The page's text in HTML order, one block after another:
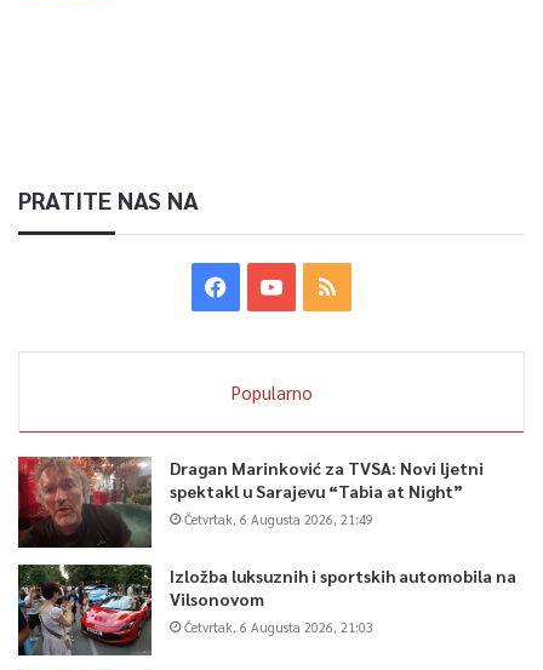
PRATITE NAS NA
Popularno
Dragan Marinković za TVSA: Novi ljetni
spektakl u Sarajevu “Tabia at Night”
Četvrtak, 6 Augusta 2026, 21:49
Izložba luksuznih i sportskih automobila na
Vilsonovom
Četvrtak, 6 Augusta 2026, 21:03